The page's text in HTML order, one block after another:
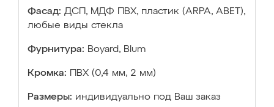
Фасад: ДСП, МДФ ПВХ, пластик (ARPA, ABET),
любые виды стекла
Фурнитура: Boyard, Blum
Кромка: ПВХ (0,4 мм, 2 мм)
Размеры: индивидуально под Ваш заказ